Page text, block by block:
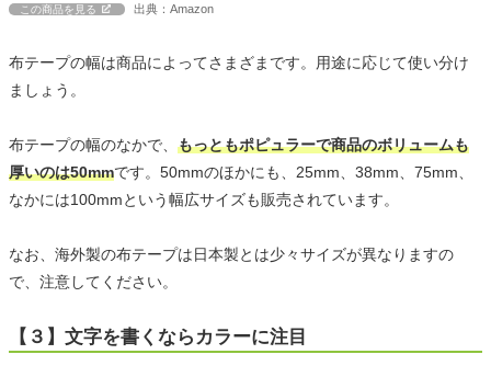
この商品を見る 出典：Amazon
布テープの幅は商品によってさまざまです。用途に応じて使い分け
ましょう。
布テープの幅のなかで、 もっともポピュラーで商品のボリュームも
厚いのは50mmです。50mmのほかにも、25mm、38mm、75mm、
なかには100mmという幅広サイズも販売されています。
なお、海外製の布テープは日本製とは少々サイズが異なりますの
で、注意してください。
【３】文字を書くならカラーに注目